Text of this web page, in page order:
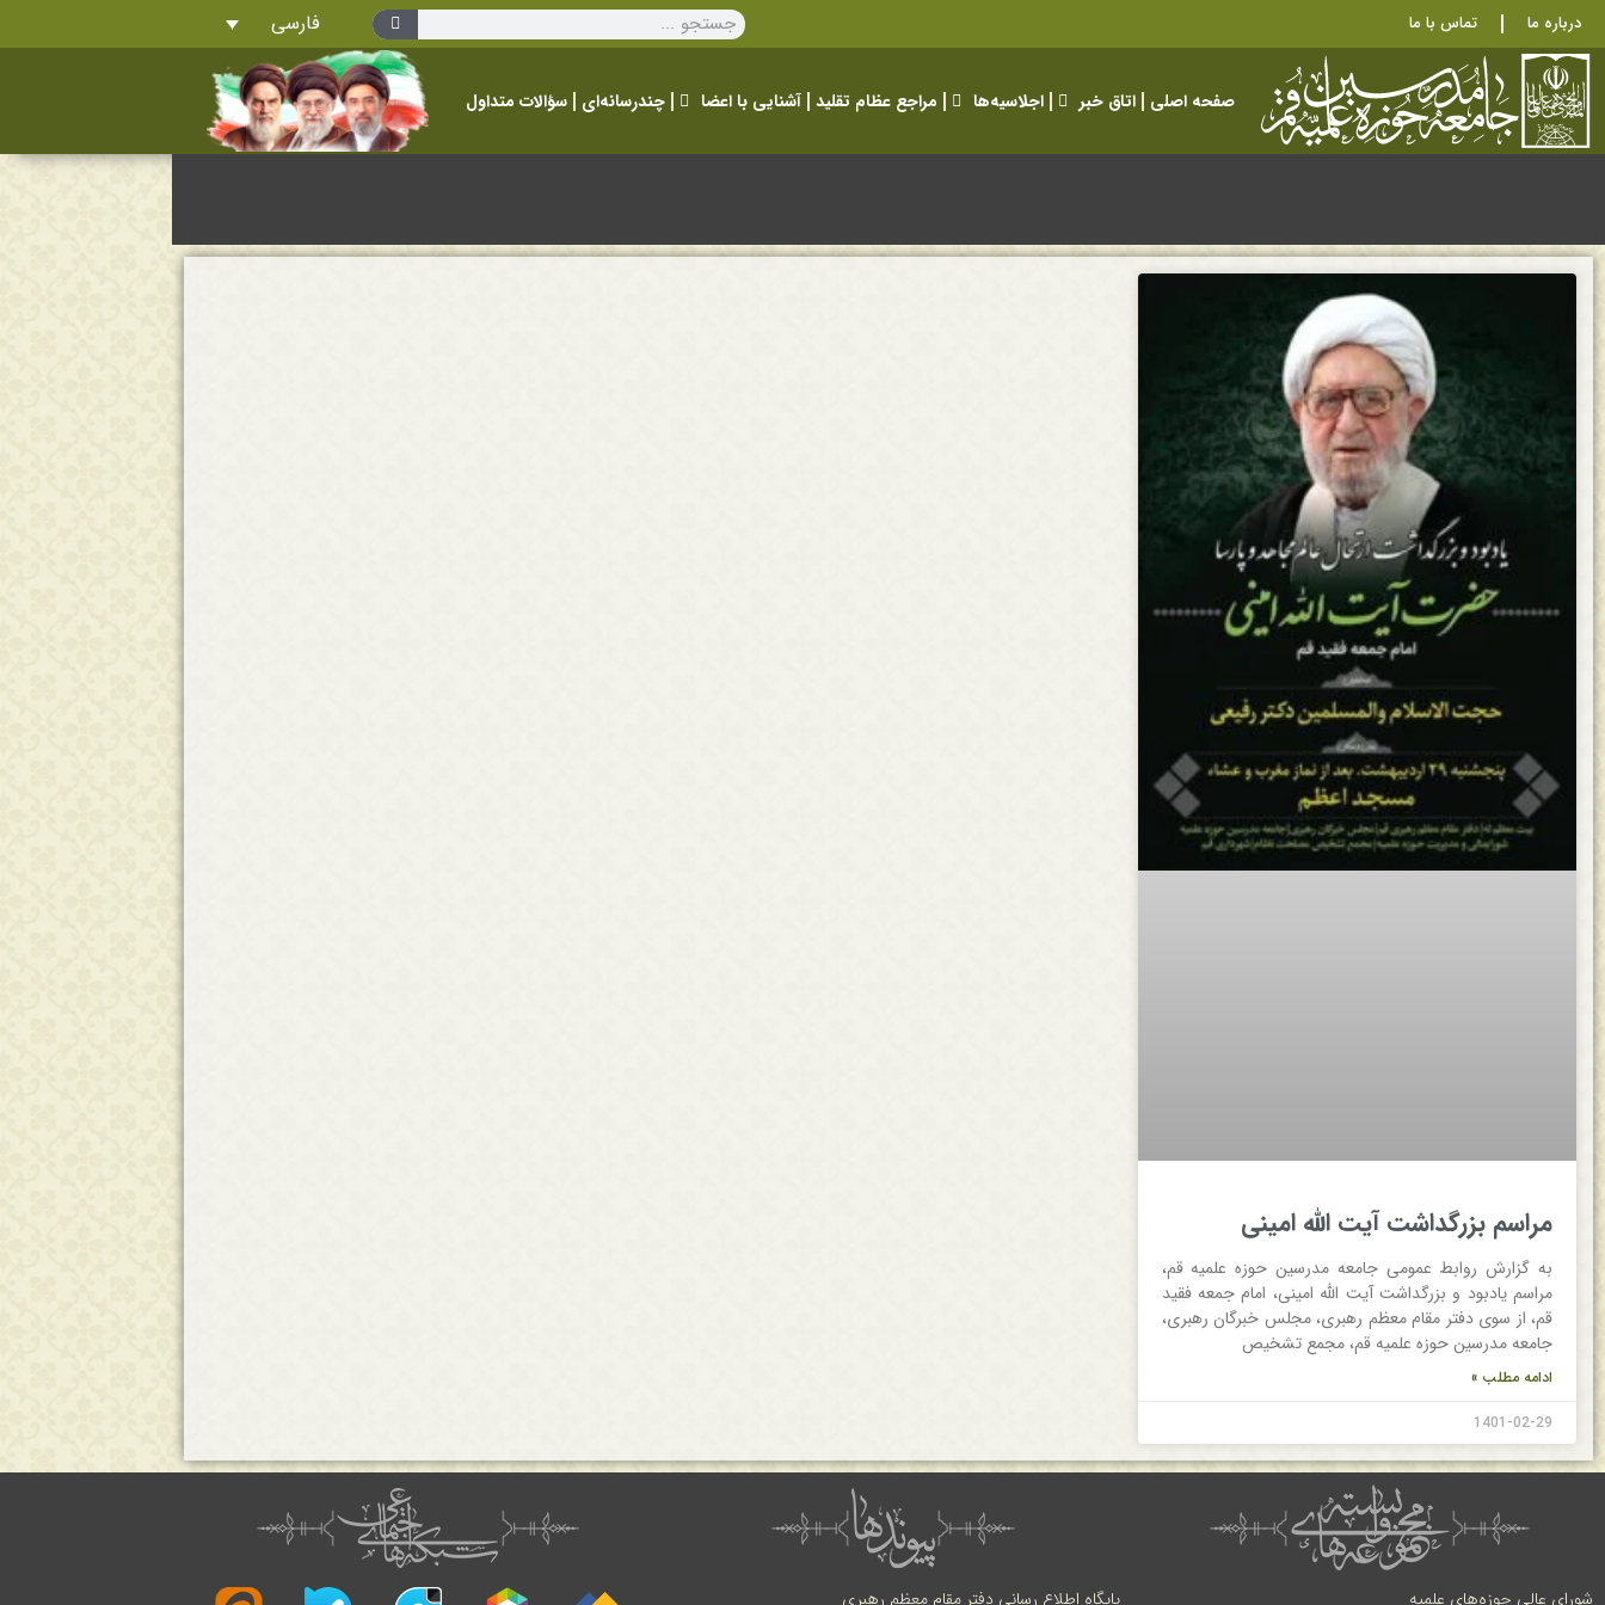
درباره ما تماس با ما فارسی
صفحه اصلی اتاق خبر اجلاسیه‌ها مراجع عظام تقلید آشنایی با اعضا چندرسانه‌ای سؤالات متداول
مراسم بزرگداشت آیت الله امینی
به گزارش روابط عمومی جامعه مدرسین حوزه علمیه قم،
مراسم یادبود و بزرگداشت آیت الله امینی، امام جمعه فقید
قم، از سوی دفتر مقام معظم رهبری، مجلس خبرگان رهبری،
جامعه مدرسین حوزه علمیه قم، مجمع تشخیص
ادامه مطلب »
1401-02-29
شورای عالی حوزه‌های علمیه پایگاه اطلاع رسانی دفتر مقام معظم رهبری